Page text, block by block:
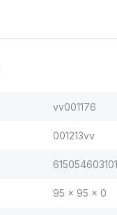
vv001176
001213vv
95 x 95 x 0